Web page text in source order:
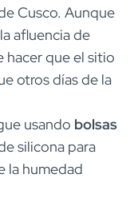
Cusco. Aunque
afluencia de
hacer que el sitio
otros días de la
usando bolsas
silicona para
la humedad